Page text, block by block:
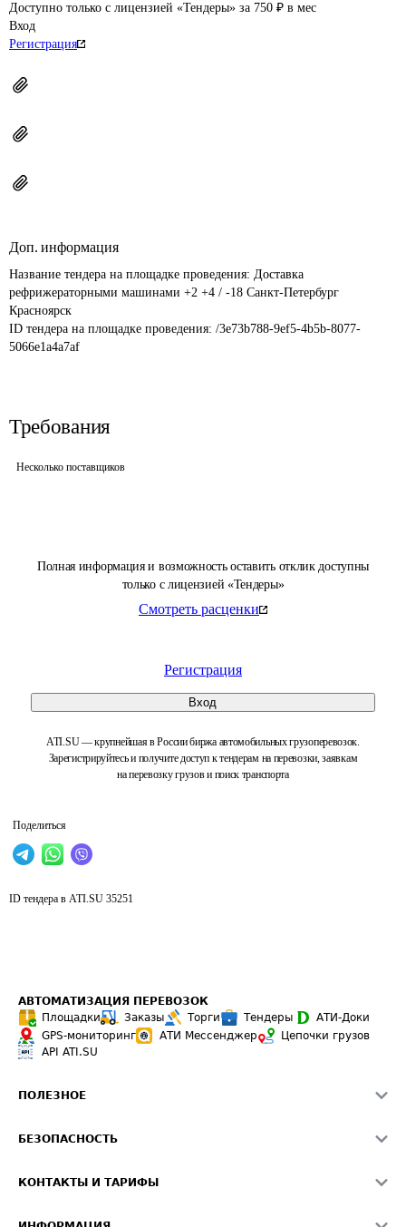
Полная информация и возможность оставить отклик доступны
только с лицензией «Тендеры»
Смотреть расценки
Регистрация
Вход
ATI.SU — крупнейшая в России биржа автомобильных грузоперевозок.
Зарегистрируйтесь и получите доступ к тендерам на перевозки, заявкам
на перевозку грузов и поиск транспорта
Поделиться
Доступно только с лицензией «Тендеры» за 750 ₽ в мес
Вход
Регистрация
Доп. информация
Название тендера на площадке проведения: Доставка
рефрижераторными машинами +2 +4 / -18 Санкт-Петербург
Красноярск
ID тендера на площадке проведения: /3e73b788-9ef5-4b5b-8077-
5066e1a4a7af
Требования
Несколько поставщиков
ID тендера в ATI.SU 35251
АВТОМАТИЗАЦИЯ ПЕРЕВОЗОК
Площадки
Заказы Торги Тендеры
АТИ-Доки
GPS-мониторинг
АТИ Мессенджер
Цепочки грузов
API ATI.SU
ПОЛЕЗНОЕ
Звезды ATI.SU на вашем сайте
БЕЗОПАСНОСТЬ
Светофор+
КОНТАКТЫ И ТАРИФЫ